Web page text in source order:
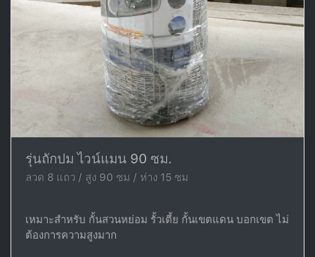
รุ่นถักปม ไวน์แมน 90 ซม.
ลวด 8 แถว / สูง 90 ซม / ห่าง 15 ซม
เหมาะสำหรับ กั้นสวนหย่อม รั้วเตี้ย กั้นเขตแดน บอกเขต ไม่
ต้องการความสูงมาก